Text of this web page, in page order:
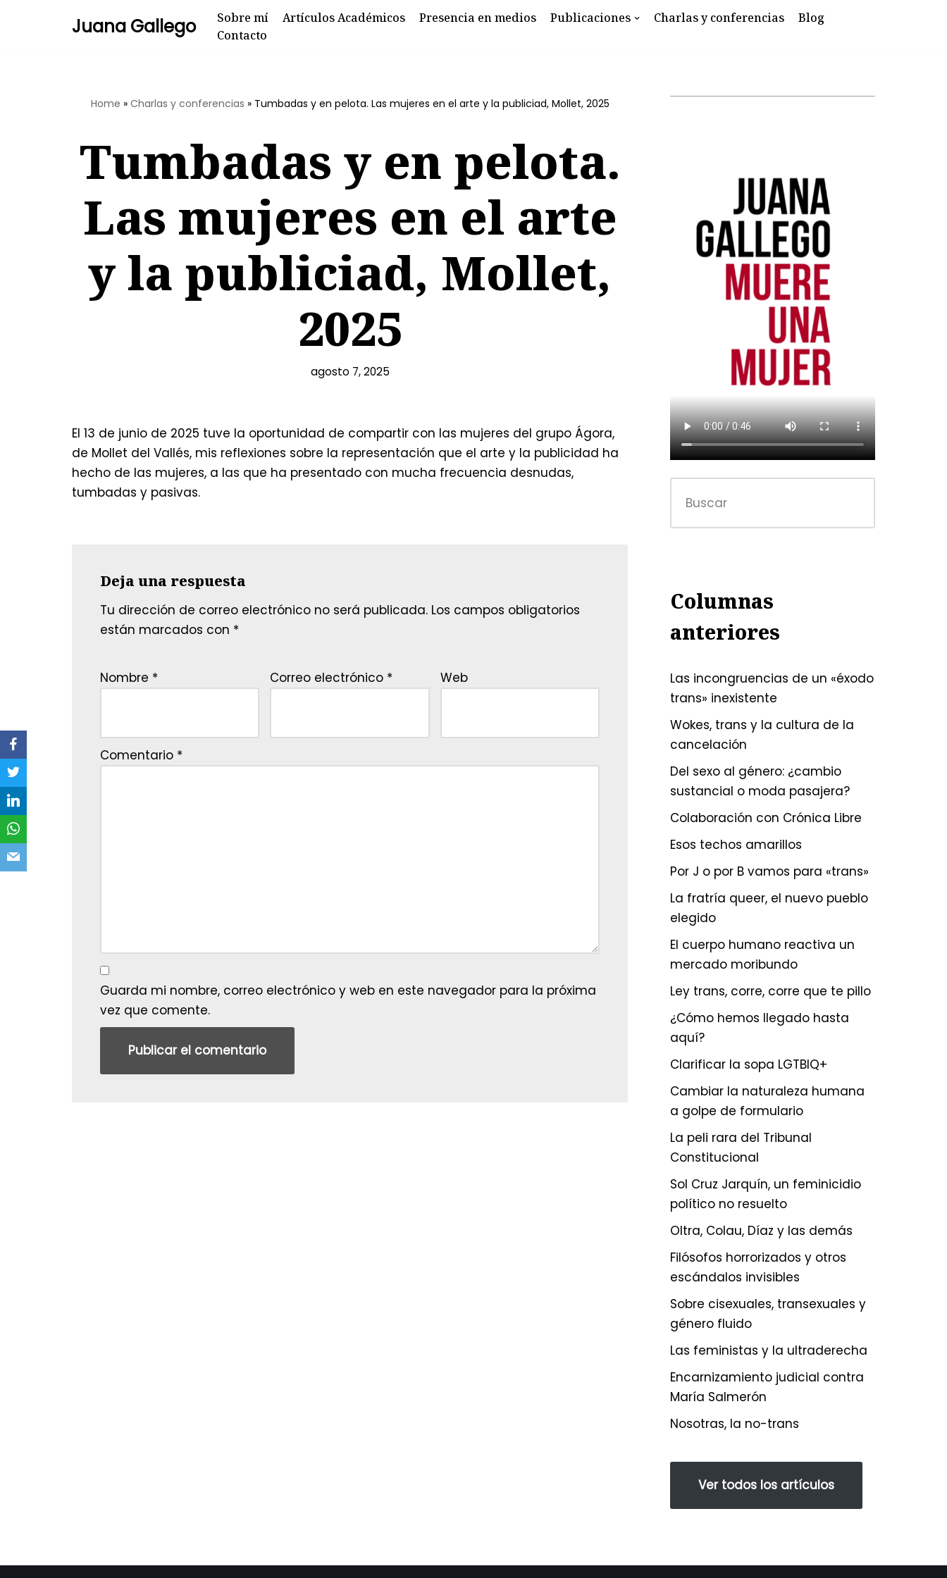
Juana Gallego Sobre mí Artículos Académicos Presencia en medios Publicaciones Charlas y conferencias
Blog
Contacto
Home » Charlas y conferencias » Tumbadas y en pelota. Las mujeres en el arte y la publiciad, Mollet, 2025
Tumbadas y en pelota.
Las mujeres en el arte
y la publiciad, Mollet,
2025
agosto 7, 2025
El 13 de junio de 2025 tuve la oportunidad de compartir con las mujeres del grupo Ágora,
de Mollet del Vallés, mis reflexiones sobre la representación que el arte y la publicidad ha
hecho de las mujeres, a las que ha presentado con mucha frecuencia desnudas,
tumbadas y pasivas.
Deja una respuesta
Tu dirección de correo electrónico no será publicada. Los campos obligatorios
están marcados con *
Nombre * Correo electrónico * Web
Comentario *
Guarda mi nombre, correo electrónico y web en este navegador para la próxima
vez que comente.
Columnas
anteriores
Las incongruencias de un «éxodo
trans» inexistente
Wokes, trans y la cultura de la
cancelación
Del sexo al género: ¿cambio
sustancial o moda pasajera?
Colaboración con Crónica Libre
Esos techos amarillos
Por J o por B vamos para «trans»
La fratría queer, el nuevo pueblo
elegido
El cuerpo humano reactiva un
mercado moribundo
Ley trans, corre, corre que te pillo
¿Cómo hemos llegado hasta
aquí?
Clarificar la sopa LGTBIQ+
Cambiar la naturaleza humana
a golpe de formulario
La peli rara del Tribunal
Constitucional
Sol Cruz Jarquín, un feminicidio
político no resuelto
Oltra, Colau, Díaz y las demás
Filósofos horrorizados y otros
escándalos invisibles
Sobre cisexuales, transexuales y
género fluido
Las feministas y la ultraderecha
Encarnizamiento judicial contra
María Salmerón
Nosotras, la no-trans
Ver todos los artículos